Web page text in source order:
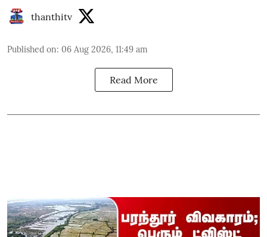
thanthitv
Published on: 06 Aug 2026, 11:49 am
Read More